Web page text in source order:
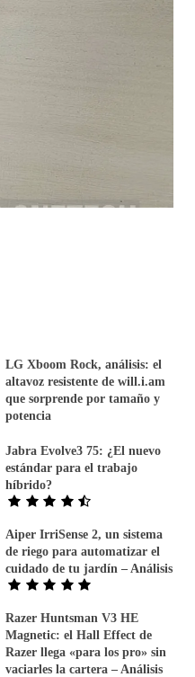
LG Xboom Rock, análisis: el
altavoz resistente de will.i.am
que sorprende por tamaño y
potencia
Jabra Evolve3 75: ¿El nuevo
estándar para el trabajo
híbrido?
Aiper IrriSense 2, un sistema
de riego para automatizar el
cuidado de tu jardín – Análisis
Razer Huntsman V3 HE
Magnetic: el Hall Effect de
Razer llega «para los pro» sin
vaciarles la cartera – Análisis